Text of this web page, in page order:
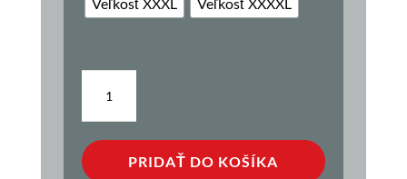
Vesta
Leonard
PRIDAŤ DO KOŠÍKA